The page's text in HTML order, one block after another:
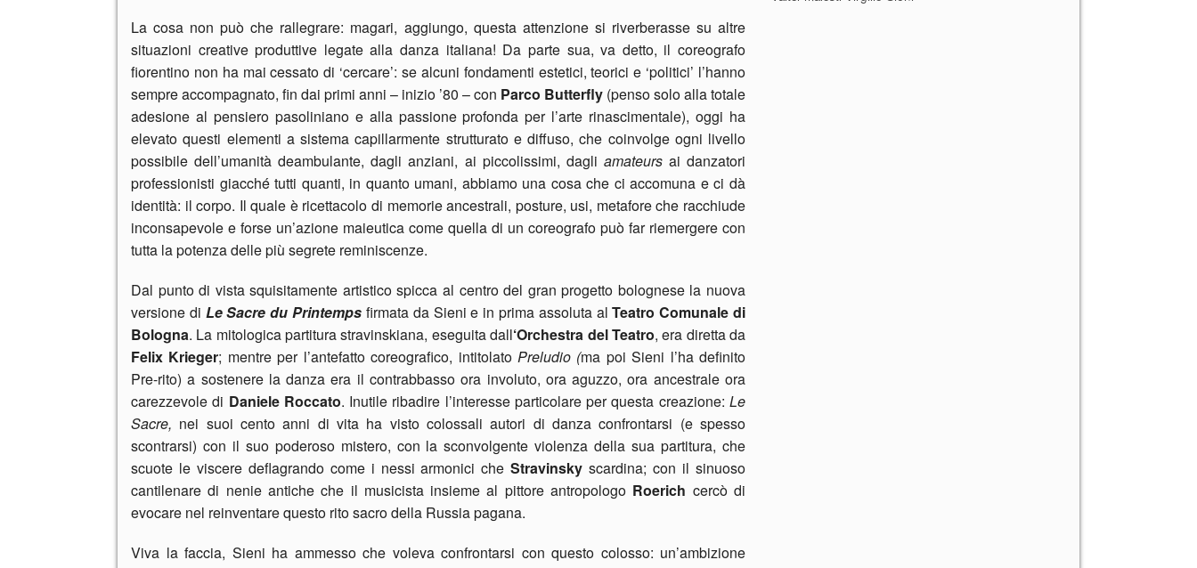
La cosa non può che rallegrare: magari, aggiungo, questa attenzione si riverberasse su altre
situazioni creative produttive legate alla danza italiana! Da parte sua, va detto, il coreografo
fiorentino non ha mai cessato di ‘cercare’: se alcuni fondamenti estetici, teorici e ‘politici’ l’hanno
sempre accompagnato, fin dai primi anni – inizio ’80 – con Parco Butterfly (penso solo alla totale
adesione al pensiero pasoliniano e alla passione profonda per l’arte rinascimentale), oggi ha
elevato questi elementi a sistema capillarmente strutturato e diffuso, che coinvolge ogni livello
possibile dell’umanità deambulante, dagli anziani, ai piccolissimi, dagli amateursai danzatori
professionisti giacché tutti quanti, in quanto umani, abbiamo una cosa che ci accomuna e ci dà
identità: il corpo. Il quale è ricettacolo di memorie ancestrali, posture, usi, metafore che racchiude
inconsapevole e forse un’azione maieutica come quella di un coreografo può far riemergere con
tutta la potenza delle più segrete reminiscenze.
Dal punto di vista squisitamente artistico spicca al centro del gran progetto bolognese la nuova
versione di Le Sacre du Printemps firmata da Sieni e in prima assoluta alTeatro Comunale di
Bologna. La mitologica partitura stravinskiana, eseguita dall‘Orchestra del Teatro, era diretta da
Felix Krieger; mentre per l’antefatto coreografico, intitolato Preludio (ma poi Sieni l’ha definito
Pre-rito) a sostenere la danza era il contrabbasso ora involuto, ora aguzzo, ora ancestrale ora
carezzevole di Daniele Roccato. Inutile ribadire l’interesse particolare per questa creazione:Le
Sacre, nei suoi cento anni di vita ha visto colossali autori di danza confrontarsi (e spesso
scontrarsi) con il suo poderoso mistero, con la sconvolgente violenza della sua partitura, che
scuote le viscere deflagrando come i nessi armonici che Stravinsky scardina; con il sinuoso
cantilenare di nenie antiche che il musicista insieme al pittore antropologo Roerich cercò di
evocare nel reinventare questo rito sacro della Russia pagana.
Viva la faccia, Sieni ha ammesso che voleva confrontarsi con questo colosso: un’ambizione